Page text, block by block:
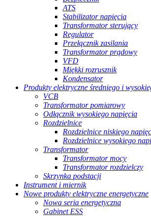
ATS
Stabilizator napięcia
Transformator sterujący
Regulator
Przełącznik zasilania
Transformator prądowy
VFD
Miękki rozrusznik
Kondensator
Produkty elektryczne średniego i
VCB
Transformator pomiarowy
Odłącznik wysokiego napięcia
Rozdzielnice
Rozdzielnice niskiego
Rozdzielnice wysokiego
Transformator
Transformator mocy
Transformator rozdzielczy
Skrzynka podstacji
Instrument i miernik
Nowe produkty elektryczne energetyczne
Nowa seria energetyczna
Gabinet ESS